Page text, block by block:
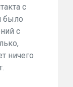
с
было
с
ничего